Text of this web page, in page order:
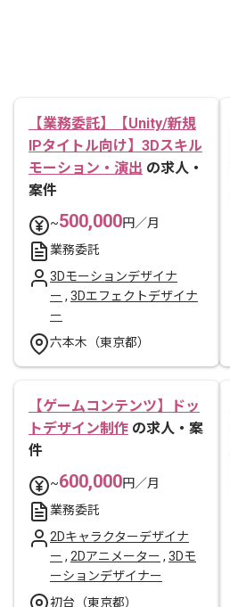
【業務委託】【Unity/新規
IPタイトル向け】3Dスキル
モーション・演出 の求人・
案件
~500,000円／月
業務委託
3Dモーションデザイナ
ー , 3Dエフェクトデザイナ
ー
六本木（東京都）
【ゲームコンテンツ】ドッ
トデザイン制作 の求人・案
件
~600,000円／月
業務委託
2Dキャラクターデザイナ
ー , 2Dアニメーター , 3Dモ
ーションデザイナー
初台（東京都）